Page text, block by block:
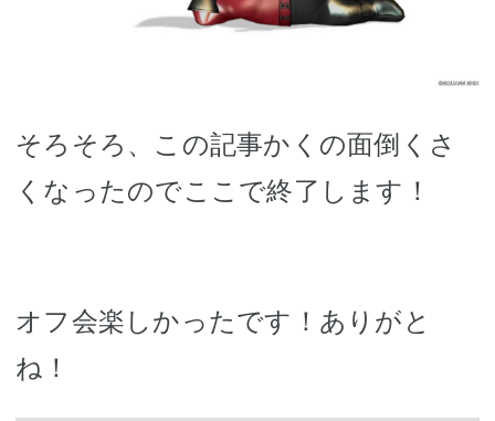
そろそろ、この記事かくの面倒くさ
くなったのでここで終了します！
オフ会楽しかったです！ありがと
ね！